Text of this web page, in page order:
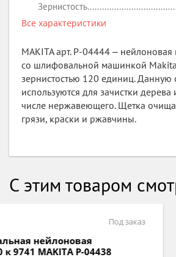
Зернистость
Все характеристики
MAKITA арт. Р-04444 ‒
со шлифовальной машинкой
зернистостью 120 единиц. Данную
используются для зачистки дерева
числе нержавеющего. Щетка
грязи, краски и ржавчины.
С этим товаром
Щетка полировальная
110/1010E FELISATTI 927470170